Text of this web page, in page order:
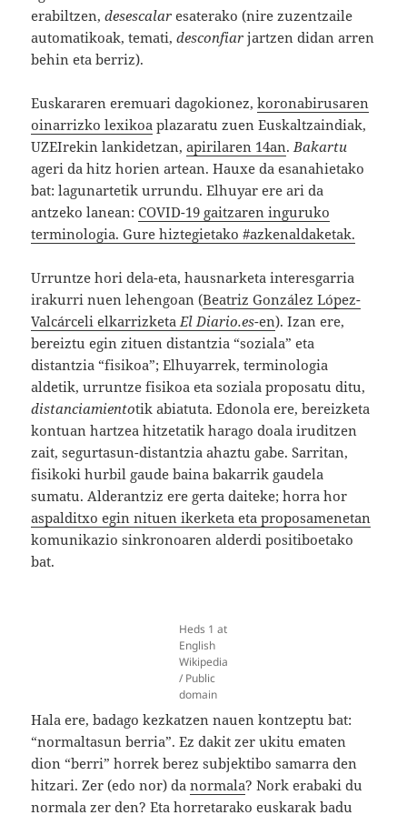
erabiltzen,desescalar esaterako (nire zuzentzaile
automatikoak, temati,desconfiar jartzen didan arren
behin eta berriz).
Euskararen eremuari dagokionez,koronabirusaren
oinarrizko lexikoa plazaratu zuen Euskaltzaindiak,
UZEIrekin lankidetzan,apirilaren 14an.Bakartu
ageri da hitz horien artean. Hauxe da esanahietako
bat: lagunartetik urrundu. Elhuyar ere ari da
antzeko lanean:COVID-19 gaitzaren inguruko
terminologia. Gure hiztegietako #azkenaldaketak.
Urruntze hori dela-eta, hausnarketa interesgarria
irakurri nuen lehengoan (Beatriz González López-
Valcárceli elkarrizketaEl Diario.es-en). Izan ere,
bereiztu egin zituen distantzia “soziala” eta
distantzia “fisikoa”; Elhuyarrek, terminologia
aldetik, urruntze fisikoa eta soziala proposatu ditu,
distanciamientotik abiatuta. Edonola ere, bereizketa
kontuan hartzea hitzetatik harago doala iruditzen
zait, segurtasun-distantzia ahaztu gabe. Sarritan,
fisikoki hurbil gaude baina bakarrik gaudela
sumatu. Alderantziz ere gerta daiteke; horra hor
aspalditxo egin nituen ikerketa eta proposamenetan
komunikazio sinkronoaren alderdi positiboetako
bat.
Heds 1 at
English
Wikipedia
/ Public
domain
Hala ere, badago kezkatzen nauen kontzeptu bat:
“normaltasun berria”. Ez dakit zer ukitu ematen
dion “berri” horrek berez subjektibo samarra den
hitzari. Zer (edo nor) danormala? Nork erabaki du
normala zer den? Eta horretarako euskarak badu